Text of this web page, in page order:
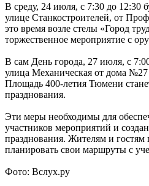
В среду, 24 июля, с 7:30 до 12:30
улице Станкостроителей, от
это время возле стелы «Город
торжественное мероприятие с
В сам День города, 27 июля, с
улица Механическая от дома
Площадь 400-летия Тюмени
празднования.
Эти меры необходимы для
участников мероприятий и
празднования. Жителям и гостям
планировать свои маршруты с
Фото: Вслух.ру